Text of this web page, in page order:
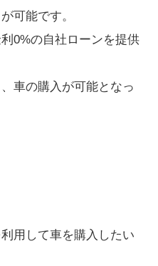
可能です。​
0%の自社ローンを提供
車の購入が可能となっ
用して車を購入したい